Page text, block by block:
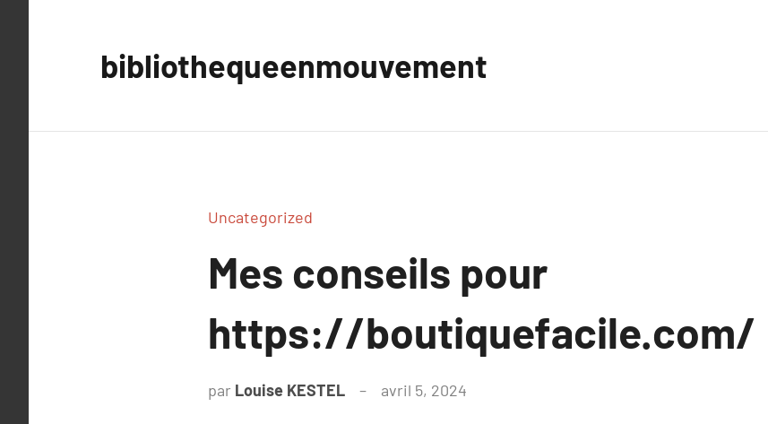
bibliothequeenmouvement
Uncategorized
Mes conseils pour
https://boutiquefacile.com/
par Louise KESTEL avril 5, 2024